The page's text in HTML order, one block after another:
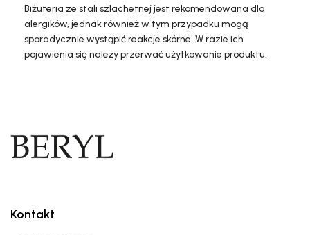
Biżuteria ze stali szlachetnej jest rekomendowana dla
alergików, jednak również w tym przypadku mogą
sporadycznie wystąpić reakcje skórne. W razie ich
pojawienia się należy przerwać użytkowanie produktu.
Kontakt